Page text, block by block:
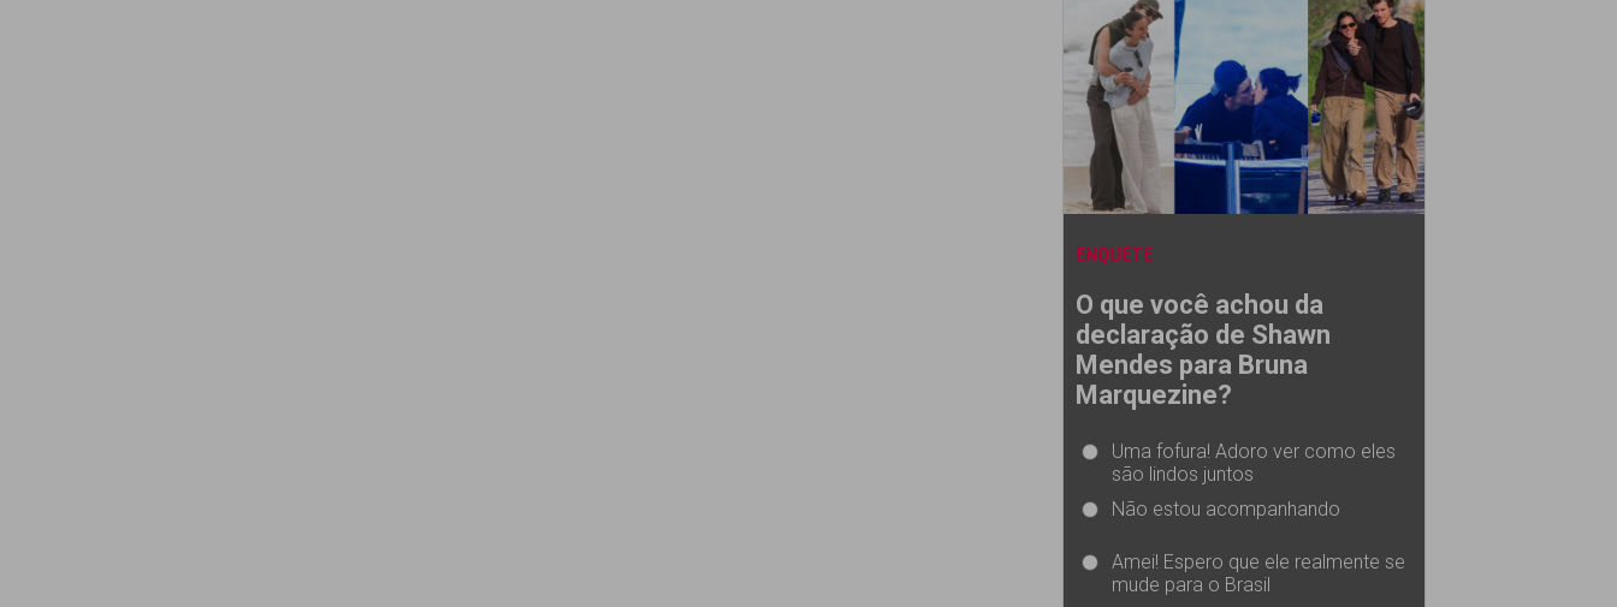
ENQUETE
O que você achou da
declaração de Shawn
Mendes para Bruna
Marquezine?
Uma fofura! Adoro ver como eles
são lindos juntos
Não estou acompanhando
Amei! Espero que ele realmente se
mude para o Brasil